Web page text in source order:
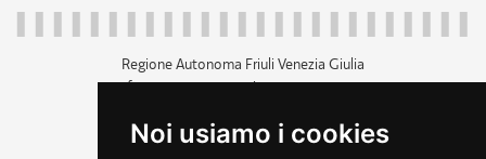
Noi usiamo i cookies
Regione Autonoma Friuli Venezia Giulia
c.f. 80014930327; p.iva 00526040324
+39 040 3771111